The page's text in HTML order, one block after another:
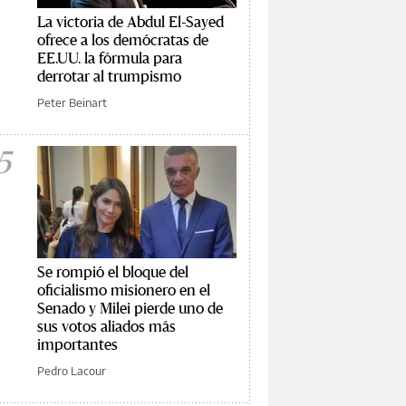
La victoria de Abdul El-Sayed
ofrece a los demócratas de
EE.UU. la fórmula para
derrotar al trumpismo
Peter Beinart
Se rompió el bloque del
oficialismo misionero en el
Senado y Milei pierde uno de
sus votos aliados más
importantes
Pedro Lacour